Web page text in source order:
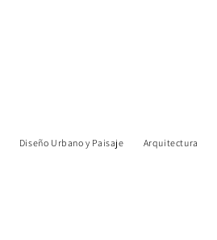
Diseño Urbano y Paisaje Arquitectura